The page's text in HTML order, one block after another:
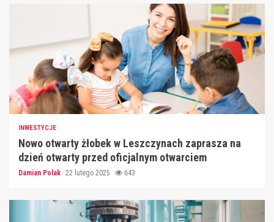
INWESTYCJE
Nowo otwarty żłobek w Leszczynach zaprasza na
dzień otwarty przed oficjalnym otwarciem
Damian Polak 22 lutego 2025 643